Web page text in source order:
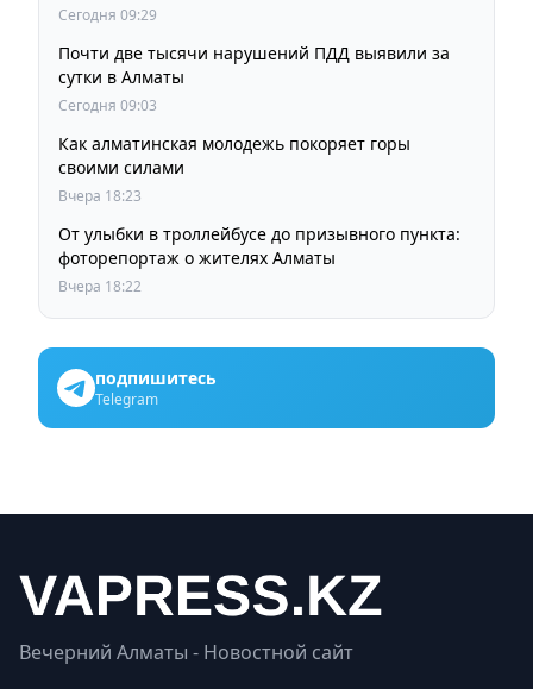
Сегодня 09:29
Почти две тысячи нарушений ПДД выявили за
сутки в Алматы
Сегодня 09:03
Как алматинская молодежь покоряет горы
своими силами
Вчера 18:23
От улыбки в троллейбусе до призывного пункта:
фоторепортаж о жителях Алматы
Вчера 18:22
подпишитесь
Telegram
Вечерний Алматы - Новостной сайт